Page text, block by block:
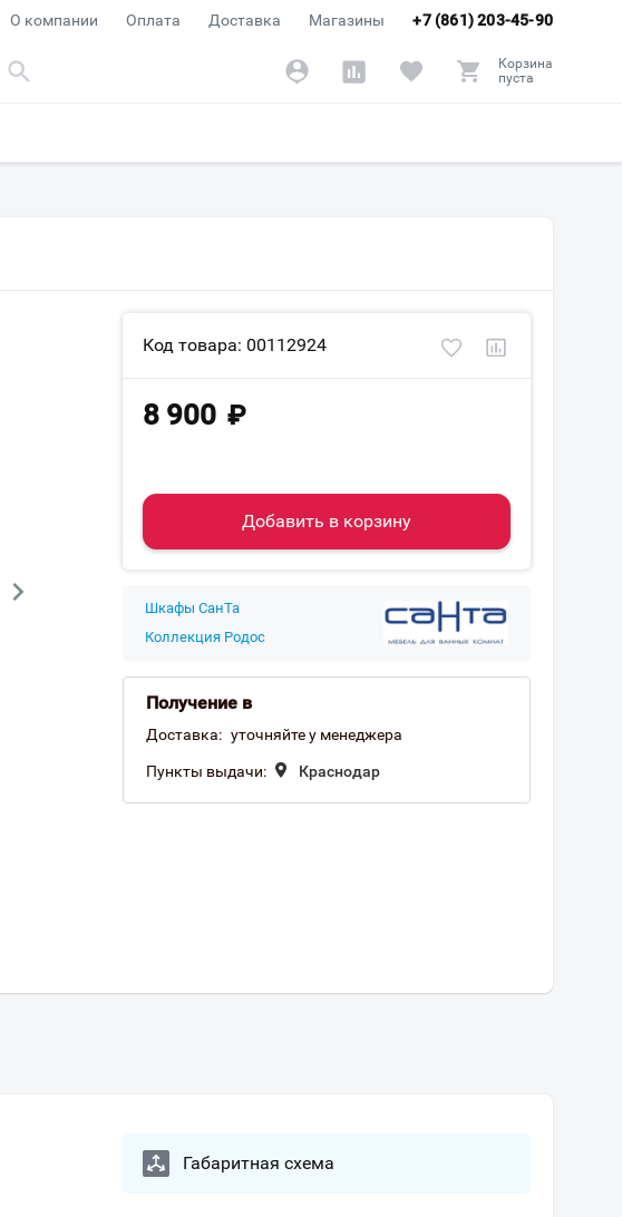
+7 (861) 203-45-90
О компании Оплата Доставка Магазины
Корзина
пуста
Код товара: 00112924
8 900 ₽
Добавить в корзину
Шкафы СанТа
Коллекция Родос
Получение в
Доставка: уточняйте у менеджера
Пункты выдачи: Краснодар
Габаритная схема